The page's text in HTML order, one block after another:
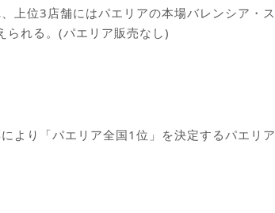
上位3店舗にはパエリアの本場バレンシア・ス
られる。(パエリア販売なし)
より「パエリア全国1位」を決定するパエリア